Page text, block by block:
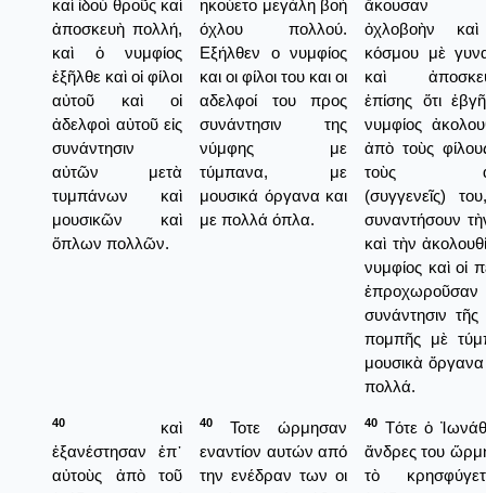
καὶ ἰδοὺ θροῦς καὶ
ἀποσκευὴ πολλή,
καὶ ὁ νυμφίος
ἐξῆλθε καὶ οἱ φίλοι
αὐτοῦ καὶ οἱ
ἀδελφοὶ αὐτοῦ εἰς
συνάντησιν
αὐτῶν μετὰ
τυμπάνων καὶ
μουσικῶν καὶ
ὅπλων πολλῶν.
ηκούετο μεγάλη βοή
όχλου πολλού.
Εξήλθεν ο νυμφίος
και οι φίλοι του και οι
αδελφοί του προς
συνάντησιν της
νύμφης με
τύμπανα, με
μουσικά όργανα και
με πολλά όπλα.
ἄκουσαν
ὀχλοβοὴν
κόσμου μὲ
καὶ
ἐπίσης ὅτι
νυμφίος
ἀπὸ τοὺς
τοὺς
(συγγενεῖς)
συναντήσουν
καὶ τὴν
νυμφίος καὶ οἱ
συνάντησιν τῆς
πομπῆς μὲ
μουσικὰ
πολλά.
40
καὶ
ἐξανέστησαν ἐπ᾿
αὐτοὺς ἀπὸ τοῦ
40
Τοτε ώρμησαν
εναντίον αυτών από
την ενέδραν των οι
40 Τότε ὁ
ἄνδρες του
τὸ